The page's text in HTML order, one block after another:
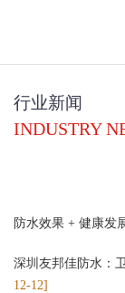
行业新闻
INDUSTRY
防水效果 + 健康发
深圳友邦佳防水：
12-12]